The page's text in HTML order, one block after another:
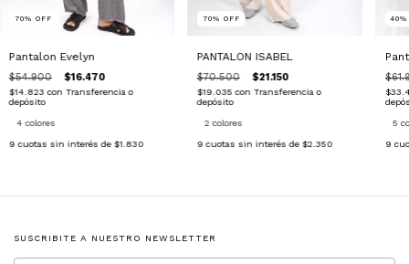
70% OFF
Pantalon Evelyn
$54.900 $16.470
$14.823con Transferencia o
depósito
4 colores
9 cuotas sin interés de $1.830
70% OFF
PANTALON ISABEL
$70.500 $21.150
$19.035con Transferencia o
depósito
2 colores
9 cuotas sin interés de $2.350
40
5
9
SUSCRIBITE A NUESTRO NEWSLETTER